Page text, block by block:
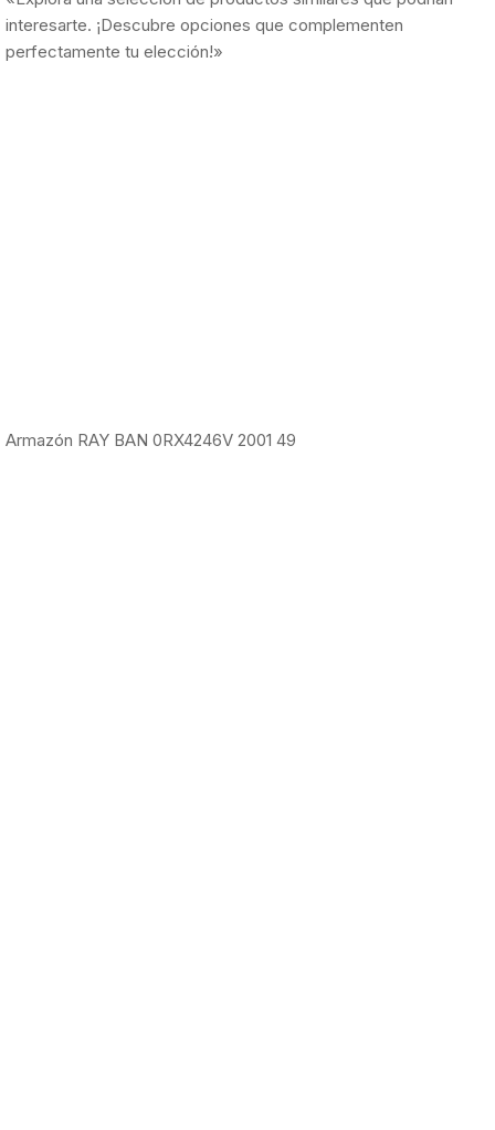
interesarte. ¡Descubre opciones que complementen
perfectamente tu elección!»
Armazón RAY BAN 0RX4246V 2001 49